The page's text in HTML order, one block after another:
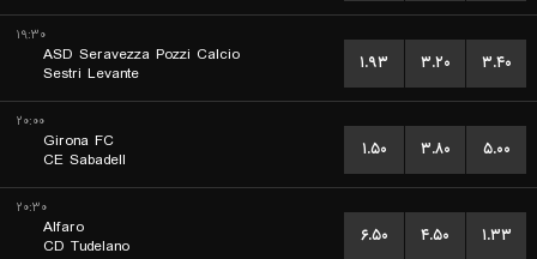
۱۹:۳۰
ASD Seravezza Pozzi Calcio
Sestri Levante
۱.۹۳ ۳.۲۰ ۳.۴۰
۲۰:۰۰
Girona FC
CE Sabadell
۱.۵۰ ۳.۸۰ ۵.۰۰
۲۰:۳۰
Alfaro
CD Tudelano
۶.۵۰ ۴.۵۰ ۱.۳۳